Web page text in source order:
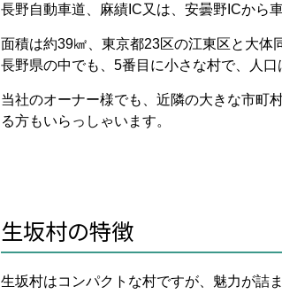
長野自動車道、麻績IC又は、安曇野ICから
面積は約39㎢、東京都23区の江東区と大体
長野県の中でも、 5番目に小さな村で、人口
当社のオーナー様でも、近隣の大きな市町
る方もいらっしゃいます。
生坂村の特徴
生坂村はコンパクトな村ですが、魅力が詰